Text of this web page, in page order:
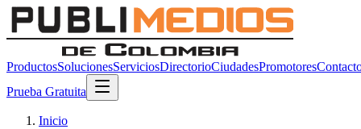
ProductosSolucionesServiciosDirectorioCiudadesPromotores
Prueba Gratuita
Inicio